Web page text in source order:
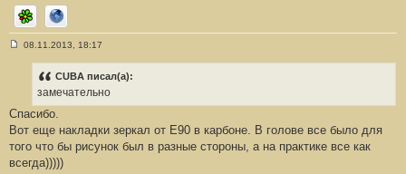
ICQ Сайт
н
и
#
9
08.11.2013, 18:17
CUBA писал(а):
замечательно
Спасибо.
Вот еще накладки зеркал от Е90 в карбоне. В голове все было для
того что бы рисунок был в разные стороны, а на практике все как
всегда)))))